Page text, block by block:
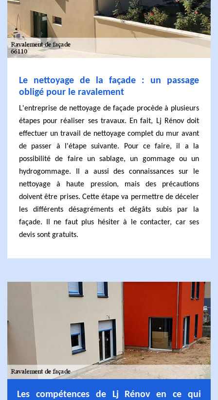
Le nettoyage de la façade : un passage
obligé pour le ravalement
L'entreprise de nettoyage de façade procède à plusieurs
étapes pour réaliser ses travaux. En fait, Lj Rénov doit
effectuer un travail de nettoyage complet du mur avant
de passer à l'étape suivante. Pour ce faire, il a la
possibilité de faire un sablage, un gommage ou un
hydrogommage. Il a aussi des connaissances sur le
nettoyage à haute pression, mais des précautions
doivent être prises. Cette étape va permettre de déceler
les différents désagréments et dégâts subis par la
façade. Il ne faut plus hésiter à le contacter, car ses
devis sont gratuits.
Les compétences de Lj Rénov en ce qui